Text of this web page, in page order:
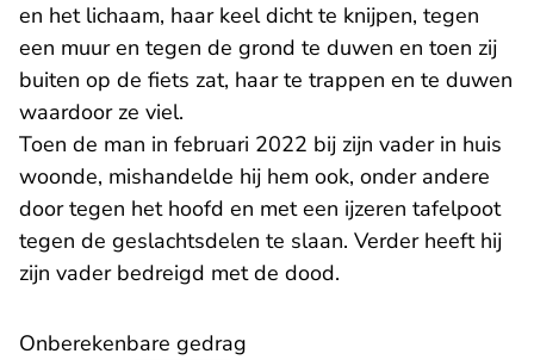
en het lichaam, haar keel dicht te knijpen, tegen
een muur en tegen de grond te duwen en toen zij
buiten op de fiets zat, haar te trappen en te duwen
waardoor ze viel.
Toen de man in februari 2022 bij zijn vader in huis
woonde, mishandelde hij hem ook, onder andere
door tegen het hoofd en met een ijzeren tafelpoot
tegen de geslachtsdelen te slaan. Verder heeft hij
zijn vader bedreigd met de dood.
Onberekenbare gedrag